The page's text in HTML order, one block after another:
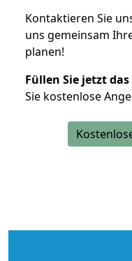
Kontaktieren Sie
uns gemeinsam
planen!
Füllen Sie jetzt
Sie kostenlose